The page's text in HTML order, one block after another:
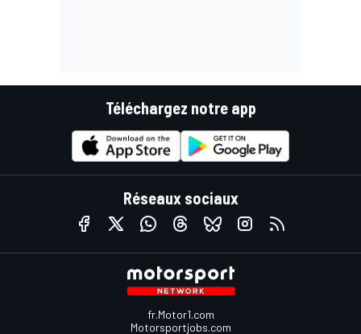
Téléchargez notre app
Réseaux sociaux
fr.Motor1.com
Motorsportjobs.com